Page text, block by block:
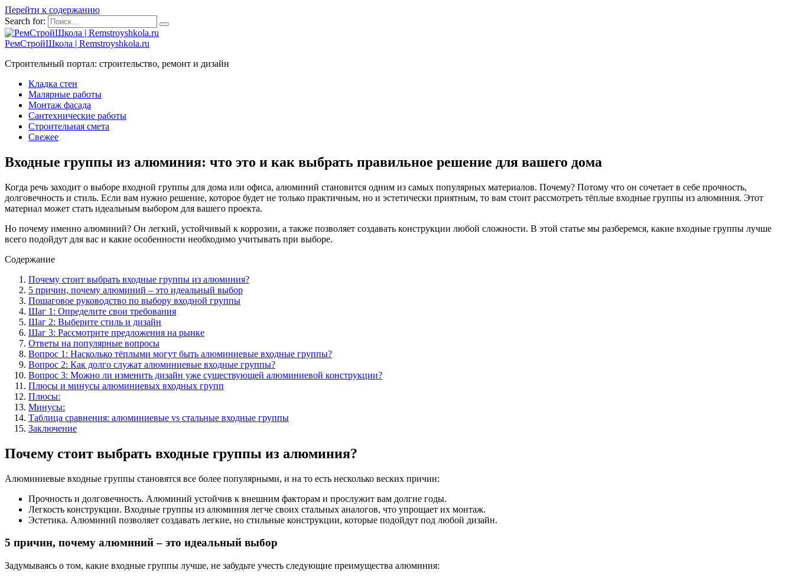
Перейти к содержанию
Search for:
РемСтройШкола | Remstroyshkola.ru
Строительный портал: строительство, ремонт и дизайн
Кладка стен
Малярные работы
Монтаж фасада
Сантехнические работы
Строительная смета
Свежее
Входные группы из алюминия: что это и как выбрать правильное решение для вашего дома
Когда речь заходит о выборе входной группы для дома или офиса, алюминий становится одним из самых популярных материалов. Почему? Потому что он сочетает в себе прочность,
долговечность и стиль. Если вам нужно решение, которое будет не только практичным, но и эстетически приятным, то вам стоит рассмотреть тёплые входные группы из алюминия. Этот
материал может стать идеальным выбором для вашего проекта.
Но почему именно алюминий? Он легкий, устойчивый к коррозии, а также позволяет создавать конструкции любой сложности. В этой статье мы разберемся, какие входные группы лучше
всего подойдут для вас и какие особенности необходимо учитывать при выборе.
Содержание
Почему стоит выбрать входные группы из алюминия?
5 причин, почему алюминий – это идеальный выбор
Пошаговое руководство по выбору входной группы
Шаг 1: Определите свои требования
Шаг 2: Выберите стиль и дизайн
Шаг 3: Рассмотрите предложения на рынке
Ответы на популярные вопросы
Вопрос 1: Насколько тёплыми могут быть алюминиевые входные группы?
Вопрос 2: Как долго служат алюминиевые входные группы?
Вопрос 3: Можно ли изменить дизайн уже существующей алюминиевой конструкции?
Плюсы и минусы алюминиевых входных групп
Плюсы:
Минусы:
Таблица сравнения: алюминиевые vs стальные входные группы
Заключение
Почему стоит выбрать входные группы из алюминия?
Алюминиевые входные группы становятся все более популярными, и на то есть несколько веских причин:
Прочность и долговечность. Алюминий устойчив к внешним факторам и прослужит вам долгие годы.
Легкость конструкции. Входные группы из алюминия легче своих стальных аналогов, что упрощает их монтаж.
Эстетика. Алюминий позволяет создавать легкие, но стильные конструкции, которые подойдут под любой дизайн.
5 причин, почему алюминий – это идеальный выбор
Задумываясь о том, какие входные группы лучше, не забудьте учесть следующие преимущества алюминия: